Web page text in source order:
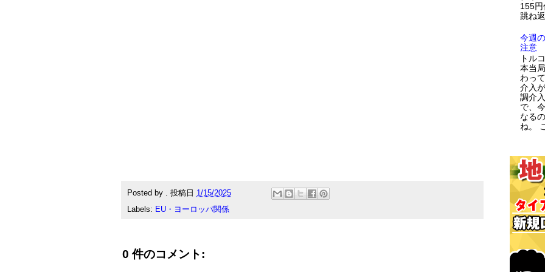
Posted by . 投稿日 1/15/2025
Labels: EU・ヨーロッパ関係
0 件のコメント:
155
跳ね
今週
注意
トル
本当
わっ
介入
調介
で、
なる
ね。